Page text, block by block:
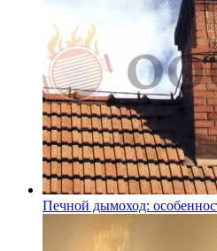
Печной дымоход: